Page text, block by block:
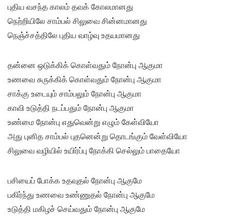
புதிய வசந்த காலம் தவக் கோலமானது
நெற்றியிலே சாம்பல் சிலுவை சின்னமானது
நெஞ்ச்சத்திலே புதிய வாழ்வு உதயமானது
தன்னை ஒடுக்கிக் கொள்வதும் நோன்பு ஆகுமா
உணவை சுருக்கிக் கொள்வதும் நோன்பு ஆகுமா
சாக்கு உடையும் சாம்பலும் நோன்பு ஆகுமா
காவி உடுத்தி நடப்பதும் நோன்பு ஆகுமா
உண்மை நோன்பு எதுவென்று எழும் கேள்வியோ
அது புனித சாம்பல் புதனென்று தொடங்கும் வேள்வியோ
சிலுவை வழியில் உயிர்ப்பு நோக்கி செல்லும் பாதையோ
பசியைப் போக்க உதவுதல் நோன்பு ஆகுமே
பகிர்ந்து உணவை உண்ணுதல் நோன்பு ஆகுமே
உடுத்தி மகிழச் செய்வதும் நோன்பு ஆகுமே